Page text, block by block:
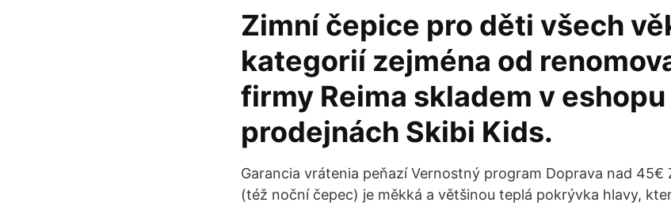
Zimní čepice pro děti všech
kategorií zejména od
firmy Reima skladem v eshopu
prodejnách Skibi Kids.
Garancia vrátenia peňazí Vernostný program Doprava nad 45€
(též noční čepec) je měkká a většinou teplá pokrývka hlavy,